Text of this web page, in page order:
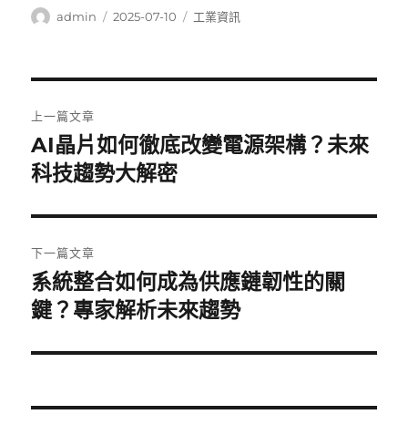
作
admin
發
2025-07-10
分
工業資訊
章
導
覽
上一篇文章
上
一
文
章:
AI晶片如何徹底改變電源架構？未來
科技趨勢大解密
下一篇文章
下
一
文
系統整合如何成為供應鏈韌性的關
鍵？專家解析未來趨勢